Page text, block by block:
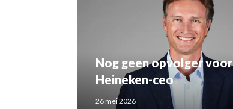
Nog geen opvolger voor
Heineken-ceo
26 mei 2026